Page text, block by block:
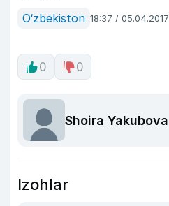
O‘zbekiston 18:37 / 05.04.2017
0 0
Shoira Yakubova
Izohlar